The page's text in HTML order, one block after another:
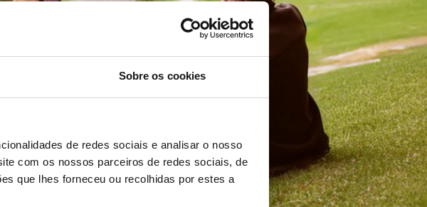
Sobre os cookies
de redes sociais e analisar o nosso
com os nossos parceiros de redes sociais, de
que lhes forneceu ou recolhidas por estes a